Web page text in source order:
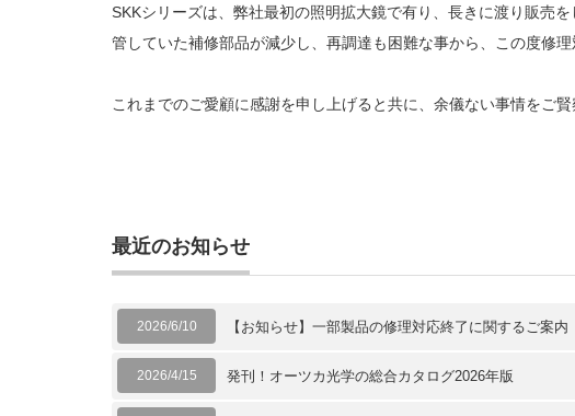
SKKシリーズは、弊社最初の照明拡大鏡で有り、長きに渡り販売
管していた補修部品が減少し、再調達も困難な事から、この度修理
これまでのご愛顧に感謝を申し上げると共に、余儀ない事情をご
最近のお知らせ
2026/6/10 【お知らせ】一部製品の修理対応終了に関するご案内
2026/4/15 発刊！オーツカ光学の総合カタログ2026年版